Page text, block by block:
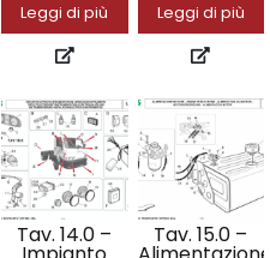
Leggi di più Leggi di più
Tav. 14.0 – Tav. 15.0 –